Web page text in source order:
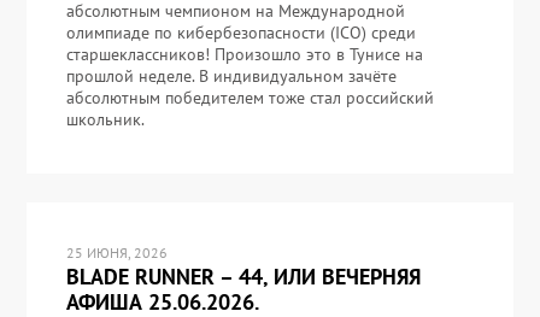
абсолютным чемпионом на Международной
олимпиаде по кибербезопасности (ICO) среди
старшеклассников! Произошло это в Тунисе на
прошлой неделе. В индивидуальном зачёте
абсолютным победителем тоже стал российский
школьник.
25 ИЮНЯ, 2026
BLADE RUNNER – 44, ИЛИ ВЕЧЕРНЯЯ
АФИША 25.06.2026.